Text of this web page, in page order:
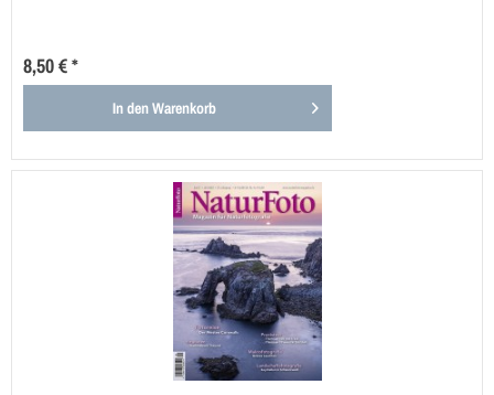
8,50 € *
In denWarenkorb